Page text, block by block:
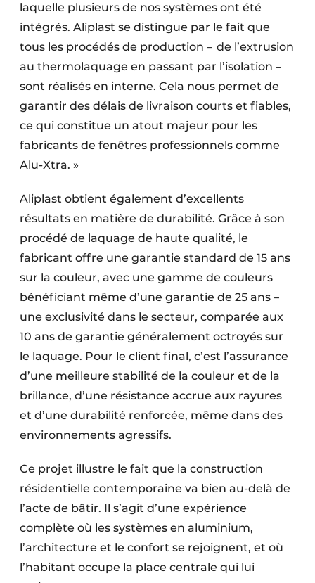
laquelle plusieurs de nos systèmes ont été
intégrés. Aliplast se distingue par le fait que
tous les procédés de production – de l’extrusion
au thermolaquage en passant par l’isolation –
sont réalisés en interne. Cela nous permet de
garantir des délais de livraison courts et fiables,
ce qui constitue un atout majeur pour les
fabricants de fenêtres professionnels comme
Alu-Xtra. »
Aliplast obtient également d’excellents
résultats en matière de durabilité. Grâce à son
procédé de laquage de haute qualité, le
fabricant offre une garantie standard de 15 ans
sur la couleur, avec une gamme de couleurs
bénéficiant même d’une garantie de 25 ans –
une exclusivité dans le secteur, comparée aux
10 ans de garantie généralement octroyés sur
le laquage. Pour le client final, c’est l’assurance
d’une meilleure stabilité de la couleur et de la
brillance, d’une résistance accrue aux rayures
et d’une durabilité renforcée, même dans des
environnements agressifs.
Ce projet illustre le fait que la construction
résidentielle contemporaine va bien au-delà de
l’acte de bâtir. Il s’agit d’une expérience
complète où les systèmes en aluminium,
l’architecture et le confort se rejoignent, et où
l’habitant occupe la place centrale qui lui